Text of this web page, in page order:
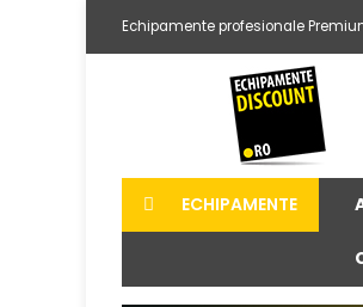
Echipamente profesionale
ECHIPAMENTE